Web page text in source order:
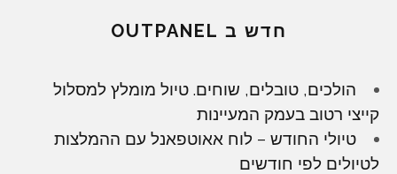
חדש ב OUTPANEL
הולכים, טובלים, שוחים. טיול מומלץ למסלול
קייצי רטוב בעמק המעיינות
טיולי החודש – לוח אאוטפאנל עם ההמלצות
לטיולים לפי חודשים